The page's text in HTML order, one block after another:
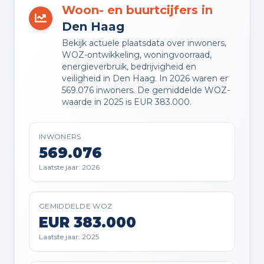
Ja
VVE ONDERHOUDSPLAN
VVE OPSTALVERZEKERING
Buitenruimte en parkeren
Beschutte ligging, in woonwijk en
vrij uitzicht
BERGING
Woon- en buurtcijfers in
Den Haag
Bekijk actuele plaatsdata over inwoners,
WOZ-ontwikkeling, woningvoorraad,
energieverbruik, bedrijvigheid en
veiligheid in Den Haag. In 2026 waren er
569.076 inwoners. De gemiddelde WOZ-
waarde in 2025 is EUR 383.000.
INWONERS
569.076
Laatste jaar: 2026
GEMIDDELDE WOZ
EUR 383.000
Laatste jaar: 2025